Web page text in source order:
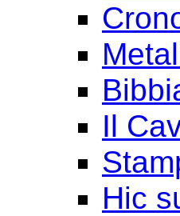
Il
Hic